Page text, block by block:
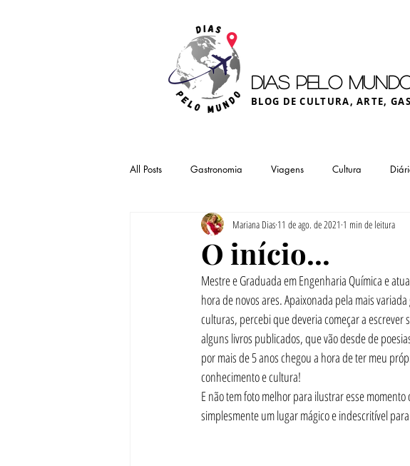
DIAS PELO
BLOG DE CULTURA, ARTE,
All Posts Gastronomia Viagens Cultura
O início...
Mariana Dias 11 de ago. de 2021 1 min de leitura
Mestre e Graduada em Engenharia Química e
hora de novos ares. Apaixonada pela mais
culturas, percebi que deveria começar a
alguns livros publicados, que vão desde de
por mais de 5 anos chegou a hora de ter meu
conhecimento e cultura!
E não tem foto melhor para ilustrar esse
simplesmente um lugar mágico e indescritível